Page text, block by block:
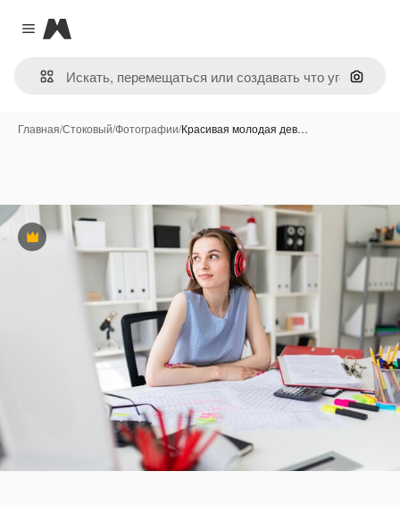
Close menu
Magnific
Поиск
Главная/Стоковый/Фотографии/Красивая молодая дев…
Премиум